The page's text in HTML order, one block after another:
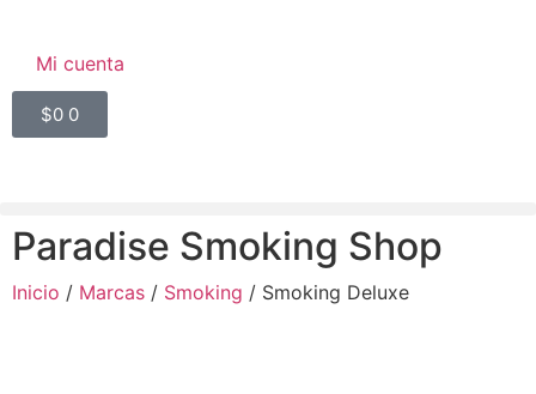
Mi cuenta
$0 0
Paradise Smoking Shop
Inicio / Marcas / Smoking / Smoking Deluxe